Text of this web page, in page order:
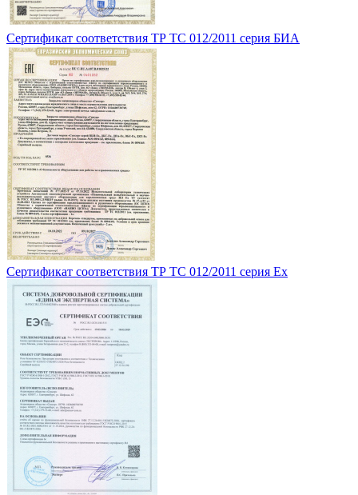
Сертификат соответствия ТР ТС 012/2011 серия БИА
Сертификат соответствия ТР ТС 012/2011 серия Ех